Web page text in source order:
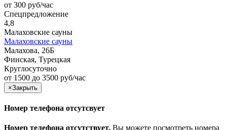
от 300 руб/час
Спецпредложение
4,8
Малаховские сауны
Малаховские сауны
Малахова, 26Б
Финская, Турецкая
Круглосуточно
от 1500 до 3500 руб/час
×Закрыть
Номер телефона отсутсвует
Номер телефона отсутствует. Вы можете посмотреть номера